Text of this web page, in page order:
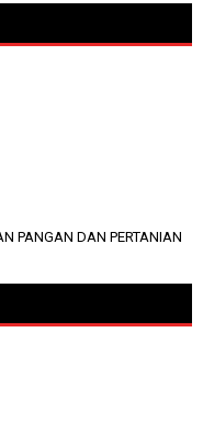
PANGAN DAN PERTANIAN